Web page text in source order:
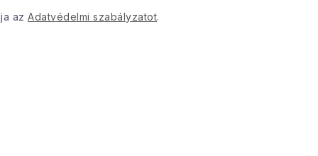
az Adatvédelmi szabályzatot.